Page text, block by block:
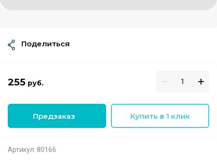
255 руб.
Предзаказ Купить в 1 клик
Артикул: 80166
Поделиться